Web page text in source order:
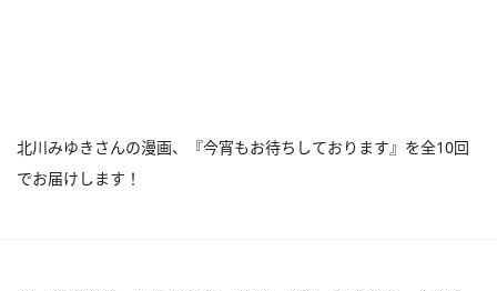
北川みゆきさんの漫画、『今宵もお待ちしております』を全10回
でお届けします！